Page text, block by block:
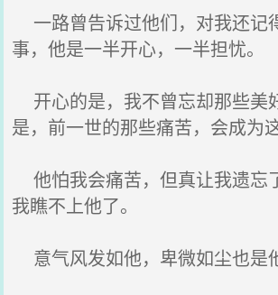
一路曾告诉过他们，对我还记
事，他是一半开心，一半担忧。
开心的是，我不曾忘却那些美
是，前一世的那些痛苦，会成为
他怕我会痛苦，但真让我遗忘
我瞧不上他了。
意气风发如他，卑微如尘也是